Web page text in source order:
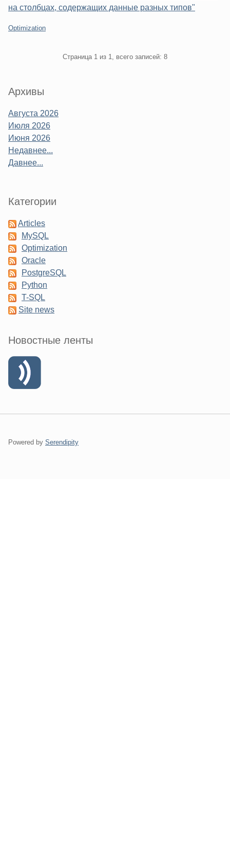
на столбцах, содержащих данные разных типов"
Категории:
Optimization
Страница 1 из 1, всего записей: 8
Sidebar
Архивы
Августа 2026
Июля 2026
Июня 2026
Недавнее...
Давнее...
Категории
Articles
MySQL
Optimization
Oracle
PostgreSQL
Python
T-SQL
Site news
Новостные ленты
Powered by Serendipity